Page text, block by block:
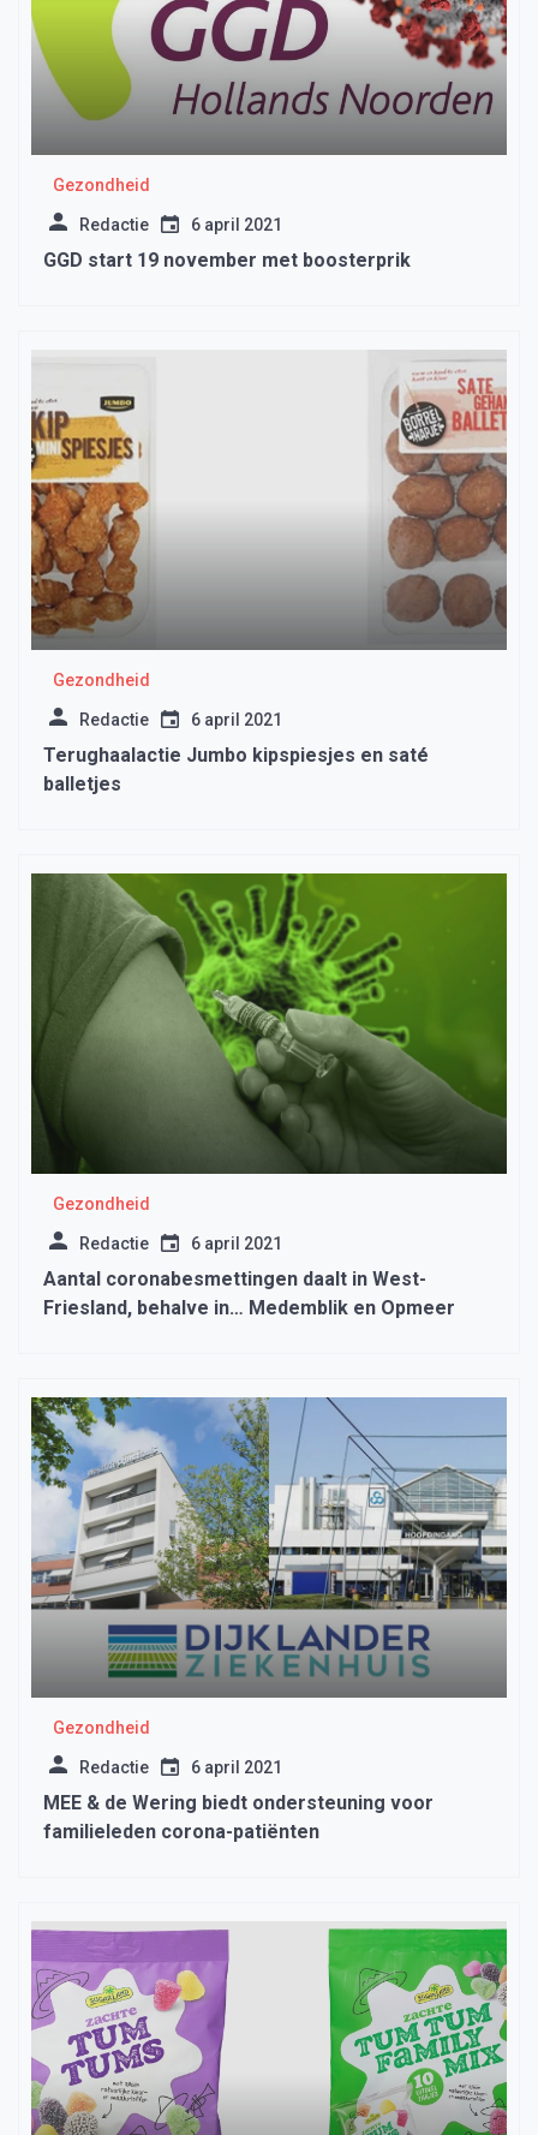
Gezondheid
Redactie 6 april 2021
GGD start 19 november met boosterprik
Gezondheid
Redactie 6 april 2021
Terughaalactie Jumbo kipspiesjes en saté
balletjes
Gezondheid
Redactie 6 april 2021
Aantal coronabesmettingen daalt in West-
Friesland, behalve in… Medemblik en Opmeer
Gezondheid
Redactie 6 april 2021
MEE & de Wering biedt ondersteuning voor
familieleden corona-patiënten